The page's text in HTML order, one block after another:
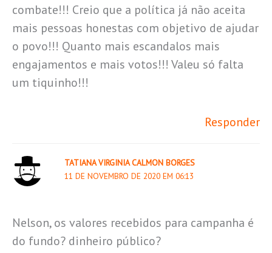
combate!!! Creio que a política já não aceita
mais pessoas honestas com objetivo de ajudar
o povo!!! Quanto mais escandalos mais
engajamentos e mais votos!!! Valeu só falta
um tiquinho!!!
Responder
TATIANA VIRGINIA CALMON BORGES
11 DE NOVEMBRO DE 2020 EM 06:13
Nelson, os valores recebidos para campanha é
do fundo? dinheiro público?